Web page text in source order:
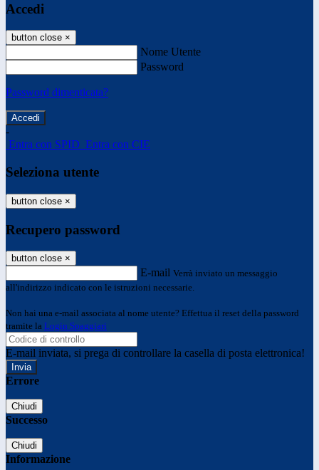
Accedi
button close ×
Nome Utente
Password
Password dimenticata?
-
Entra con SPID Entra con CIE
Seleziona utente
button close ×
Recupero password
button close ×
E-mail Verrà inviato un messaggio
all'indirizzo indicato con le istruzioni necessarie.
Non hai una e-mail associata al nome utente? Effettua il reset della password
tramite la Login Spaggiari
E-mail inviata, si prega di controllare la casella di posta elettronica!
Errore
Chiudi
Successo
Chiudi
Informazione